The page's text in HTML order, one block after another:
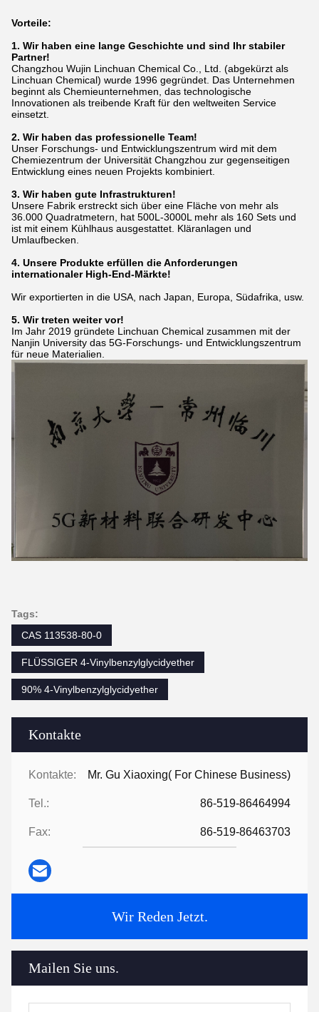
Kontakte
Kontakte: Mr. Gu Xiaoxing( For Chinese Business)
Tel.: 86-519-86464994
Fax: 86-519-86463703
Wir Reden Jetzt.
Mailen Sie uns.
Vorteile:
1. Wir haben eine lange Geschichte und sind Ihr stabiler
Partner!
Changzhou Wujin Linchuan Chemical Co., Ltd. (abgekürzt als
Linchuan Chemical) wurde 1996 gegründet. Das Unternehmen
beginnt als Chemieunternehmen, das technologische
Innovationen als treibende Kraft für den weltweiten Service
einsetzt.
2. Wir haben das professionelle Team!
Unser Forschungs- und Entwicklungszentrum wird mit dem
Chemiezentrum der Universität Changzhou zur gegenseitigen
Entwicklung eines neuen Projekts kombiniert.
3. Wir haben gute Infrastrukturen!
Unsere Fabrik erstreckt sich über eine Fläche von mehr als
36.000 Quadratmetern, hat 500L-3000L mehr als 160 Sets und
ist mit einem Kühlhaus ausgestattet. Kläranlagen und
Umlaufbecken.
4. Unsere Produkte erfüllen die Anforderungen
internationaler High-End-Märkte!
Wir exportierten in die USA, nach Japan, Europa, Südafrika, usw.
5. Wir treten weiter vor!
Im Jahr 2019 gründete Linchuan Chemical zusammen mit der
Nanjin University das 5G-Forschungs- und Entwicklungszentrum
für neue Materialien.
Tags:
CAS 113538-80-0
FLÜSSIGER 4-Vinylbenzylglycidyether
90% 4-Vinylbenzylglycidyether